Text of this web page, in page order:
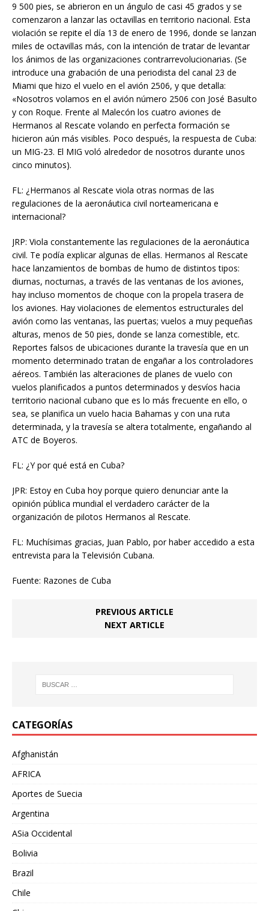
9 500 pies, se abrieron en un ángulo de casi 45 grados y se
comenzaron a lanzar las octavillas en territorio nacional. Esta
violación se repite el día 13 de enero de 1996, donde se lanzan
miles de octavillas más, con la intención de tratar de levantar
los ánimos de las organizaciones contrarrevolucionarias. (Se
introduce una grabación de una periodista del canal 23 de
Miami que hizo el vuelo en el avión 2506, y que detalla:
«Nosotros volamos en el avión número 2506 con José Basulto
y con Roque. Frente al Malecón los cuatro aviones de
Hermanos al Rescate volando en perfecta formación se
hicieron aún más visibles. Poco después, la respuesta de Cuba:
un MIG-23. El MIG voló alrededor de nosotros durante unos
cinco minutos).
FL: ¿Hermanos al Rescate viola otras normas de las
regulaciones de la aeronáutica civil norteamericana e
internacional?
JRP: Viola constantemente las regulaciones de la aeronáutica
civil. Te podía explicar algunas de ellas. Hermanos al Rescate
hace lanzamientos de bombas de humo de distintos tipos:
diurnas, nocturnas, a través de las ventanas de los aviones,
hay incluso momentos de choque con la propela trasera de
los aviones. Hay violaciones de elementos estructurales del
avión como las ventanas, las puertas; vuelos a muy pequeñas
alturas, menos de 50 pies, donde se lanza comestible, etc.
Reportes falsos de ubicaciones durante la travesía que en un
momento determinado tratan de engañar a los controladores
aéreos. También las alteraciones de planes de vuelo con
vuelos planificados a puntos determinados y desvíos hacia
territorio nacional cubano que es lo más frecuente en ello, o
sea, se planifica un vuelo hacia Bahamas y con una ruta
determinada, y la travesía se altera totalmente, engañando al
ATC de Boyeros.
FL: ¿Y por qué está en Cuba?
JPR: Estoy en Cuba hoy porque quiero denunciar ante la
opinión pública mundial el verdadero carácter de la
organización de pilotos Hermanos al Rescate.
FL: Muchísimas gracias, Juan Pablo, por haber accedido a esta
entrevista para la Televisión Cubana.
Fuente: Razones de Cuba
PREVIOUS ARTICLE
NEXT ARTICLE
CATEGORÍAS
Afghanistán
AFRICA
Aportes de Suecia
Argentina
ASia Occidental
Bolivia
Brazil
Chile